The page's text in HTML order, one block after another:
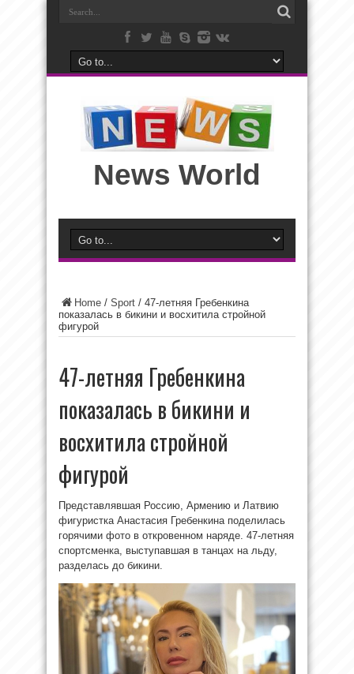
News World
Home / Sport / 47-летняя Гребенкина
показалась в бикини и восхитила стройной
фигурой
47-летняя Гребенкина
показалась в бикини и
восхитила стройной
фигурой
Представлявшая Россию, Армению и Латвию
фигуристка Анастасия Гребенкина поделилась
горячими фото в откровенном наряде. 47-летняя
спортсменка, выступавшая в танцах на льду,
разделась до бикини.